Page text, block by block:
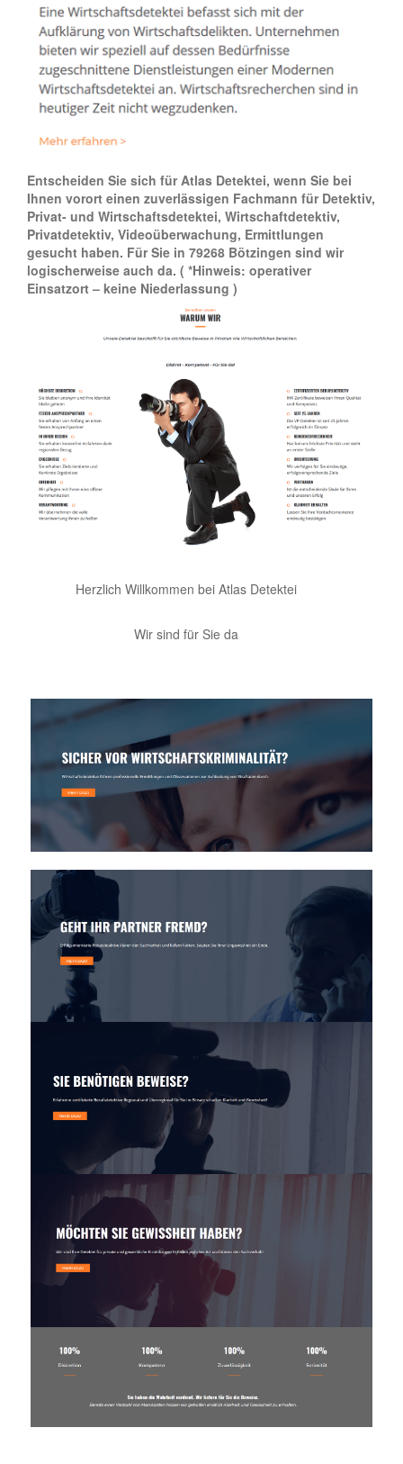
Entscheiden Sie sich für Atlas Detektei, wenn Sie bei
Ihnen vorort einen zuverlässigen Fachmann für Detektiv,
Privat- und Wirtschaftsdetektei, Wirtschaftdetektiv,
Privatdetektiv, Videoüberwachung, Ermittlungen
gesucht haben. Für Sie in 79268 Bötzingen sind wir
logischerweise auch da. ( *Hinweis: operativer
Einsatzort – keine Niederlassung )
Herzlich Willkommen bei Atlas Detektei
Wir sind für Sie da